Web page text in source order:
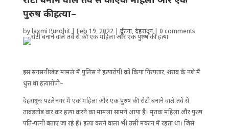
पुरुष की हत्या–
bylaxmi Purohit| Feb 19, 2022| दुर्घटना,देहरादून| 0 comments
इस सनसनीखेज मामले में पुलिस ने हत्यारोपी को किया गिरफ्तार, शराब के नशे में
धुत्त था हत्यारोपी–
देहरादूनः पटलेनगर में एक महिला और एक पुरुष की रोटी बनाने वाले तवे से
ताबड़तोड़ वार कर हत्या करने का मामला सामने आया है। मृतक महिला और पुरुष
पति-प‌त्नी बताए जा रहे हैं। हत्या करने वाला भी उसी मकान में रहता था। जिसे